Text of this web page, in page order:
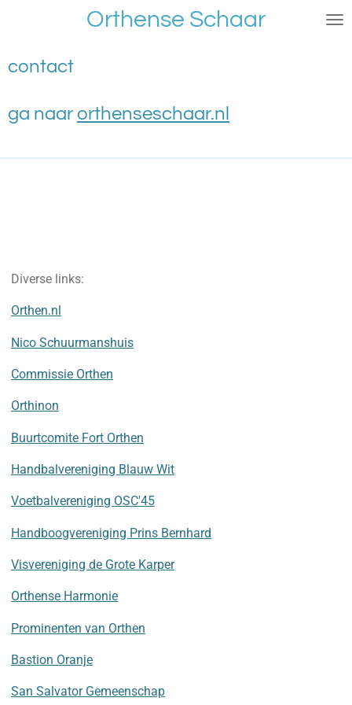
de
Orthense Schaar
contact
ga naar orthenseschaar.nl
Diverse links:
Orthen.nl
Nico Schuurmanshuis
Commissie Orthen
Orthinon
Buurtcomite Fort Orthen
Handbalvereniging Blauw Wit
Voetbalvereniging OSC'45
Handboogvereniging Prins Bernhard
Visvereniging de Grote Karper
Orthense Harmonie
Prominenten van Orthen
Bastion Oranje
San Salvator Gemeenschap